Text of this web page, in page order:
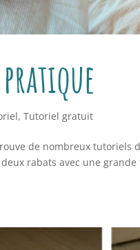
,Tutoriel gratuit
de nombreux tutoriels
rabats avec une